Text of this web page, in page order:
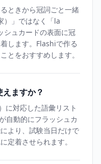
ときから冠詞ごと一緒
）」ではなく「la
シュカードの表面に冠
します。Flashiで作る
とをおすすめします。
ますか？
に対応した語彙リスト
自動的にフラッシュカ
より、試験当日だけで
定着させられます。